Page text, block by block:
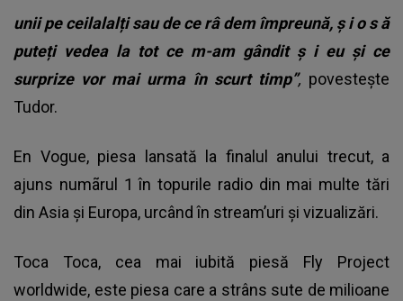
unii pe ceilalalți sau de ce râdemîmpreună, și o să
puteți vedea la tot ce m-am gândit ș i eu și ce
surprize vor mai urma în scurt timp”, povestește
Tudor.
En Vogue, piesa lansată la finalul anului trecut, a
ajuns numãrul 1 în topurile radio din mai multe tări
din Asia și Europa, urcând în stream’uri și vizualizări.
Toca Toca, cea mai iubită piesă Fly Project
worldwide, este piesa care a strâns sute de milioane